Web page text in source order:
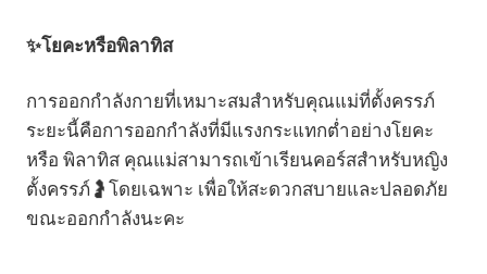
✨โยคะหรือพิลาทิส
การออกกำลังกายที่เหมาะสมสำหรับคุณแม่ที่ตั้งครรภ์
ระยะนี้คือการออกกำลังที่มีแรงกระแทกต่ำอย่างโยคะ
หรือ พิลาทิส คุณแม่สามารถเข้าเรียนคอร์สสำหรับหญิง
ตั้งครรภ์🤰โดยเฉพาะ เพื่อให้สะดวกสบายและปลอดภัย
ขณะออกกำลังนะคะ